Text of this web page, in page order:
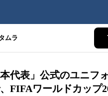
ムラ
本代表」公式のユニフ
FIFAワールドカップ